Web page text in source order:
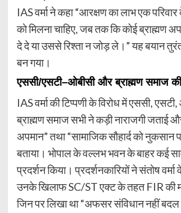
IAS वर्मा ने कहा “आरक्षण का लाभ एक
को मिलना चाहिए, जब तक कि कोई ब्राह्मण
दे दे या उससे रिश्ता न जोड़ ले।” यह बयान
बन गया।
एससी/एसटी–ओबीसी और ब्राह्मण समाज की
IAS वर्मा की टिप्पणी के विरोध में एससी,
ब्राह्मण समाज सभी ने कड़ी नाराजगी जताई
अपमान” तथा “सामाजिक सौहार्द को नुकसान
बताया। भोपाल के वल्लभ भवन के बाहर कई
प्रदर्शन किया। प्रदर्शनकारियों ने संतोष
उनके खिलाफ SC/ST एक्ट के तहत FIR की
जिन पर लिखा था “अफसर संविधान नहीं बदल